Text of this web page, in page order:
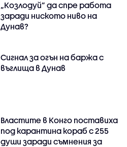
„Козлодуй” да спре работа
заради ниското ниво на
Дунав?
Сигнал за огън на баржа с
въглища в Дунав
Властите в Конго поставиха
под карантина кораб с 255
души заради съмнения за